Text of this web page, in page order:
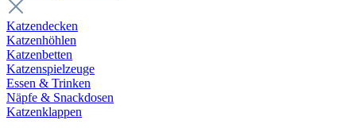
Katzendecken
Katzenhöhlen
Katzenbetten
Katzenspielzeuge
Essen & Trinken
Näpfe & Snackdosen
Katzenklappen